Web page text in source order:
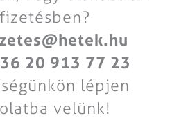
20 913 77 23
lépjen
velünk!